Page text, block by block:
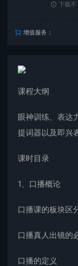
下载不
增值服务：
课程大纲
眼神训练、表达
提词器以及即兴
课时目录
1、口播概论
口播课的板块区
口播真人出镜的
口播的定义